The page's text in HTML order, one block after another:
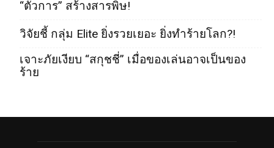
“ตัวการ” สร้างสารพิษ!
วิจัยชี้ กลุ่ม Elite ยิ่งรวยเยอะ ยิ่งทำร้ายโลก?!
เจาะภัยเงียบ “สกุชชี่” เมื่อของเล่นอาจเป็นของ
ร้าย